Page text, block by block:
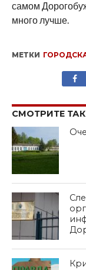
самом
много лучше.
МЕТКИ
СМОТРИТЕ